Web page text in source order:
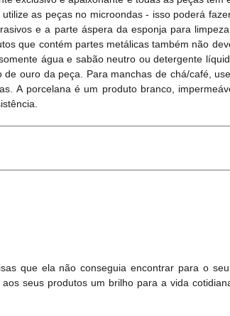
as peças no microondas - isso poderá
e a parte áspera da esponja para
que contém partes metálicas também não
água e sabão neutro ou detergente
ouro da peça. Para manchas de chá/café,
A porcelana é um produto branco,
que ela não conseguia encontrar para o
seus produtos um brilho para a vida